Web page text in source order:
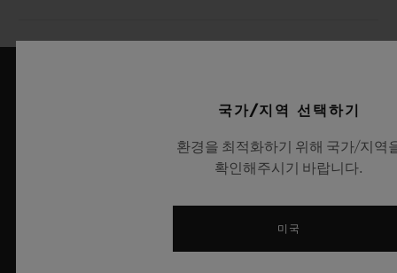
국가/지역 선택하기
환경을 최적화하기 위해 국가/지역
확인해주시기 바랍니다.
미국